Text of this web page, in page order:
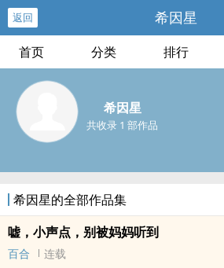
返回 希因星
首页 分类 排行
希因星
共收录 1 部作品
希因星的全部作品集
嘘，小声点，别被妈妈听到
百合 连载